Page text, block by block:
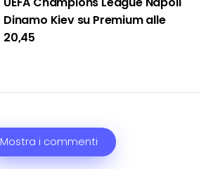
Dinamo Kiev su Premium alle
20,45
Mostra i commenti